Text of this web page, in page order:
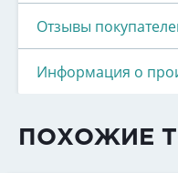
Отзывы
Информация о
ПОХОЖИЕ